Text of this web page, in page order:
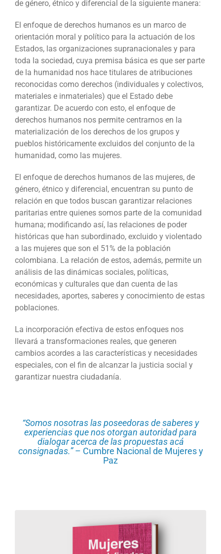
de género, étnico y diferencial de la siguiente manera:
El enfoque de derechos humanos es un marco de
orientación moral y político para la actuación de los
Estados, las organizaciones supranacionales y para
toda la sociedad, cuya premisa básica es que ser parte
de la humanidad nos hace titulares de atribuciones
reconocidas como derechos (individuales y colectivos,
materiales e inmateriales) que el Estado debe
garantizar. De acuerdo con esto, el enfoque de
derechos humanos nos permite centrarnos en la
materialización de los derechos de los grupos y
pueblos históricamente excluidos del conjunto de la
humanidad, como las mujeres.
El enfoque de derechos humanos de las mujeres, de
género, étnico y diferencial, encuentran su punto de
relación en que todos buscan garantizar relaciones
paritarias entre quienes somos parte de la comunidad
humana; modificando así, las relaciones de poder
históricas que han subordinado, excluido y violentado
a las mujeres que son el 51% de la población
colombiana. La relación de estos, además, permite un
análisis de las dinámicas sociales, políticas,
económicas y culturales que dan cuenta de las
necesidades, aportes, saberes y conocimiento de estas
poblaciones.
La incorporación efectiva de estos enfoques nos
llevará a transformaciones reales, que generen
cambios acordes a las características y necesidades
especiales, con el fin de alcanzar la justicia social y
garantizar nuestra ciudadanía.
“Somos nosotras las poseedoras de saberes y
experiencias que nos otorgan autoridad para
dialogar acerca de las propuestas acá
consignadas.”– Cumbre Nacional de Mujeres y
Paz